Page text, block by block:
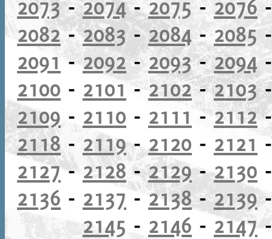
2073-2074-2075-2076
2082-2083-2084- 2085
2091 -2092-2093-2094
2100 - 2101-2102-2103
2109 - 2110 - 2111 - 2112
2118- 2119-2120 - 2121
2127- 2128-2129-2130
2136 - 2137-2138-2139
2145 - 2146 - 2147